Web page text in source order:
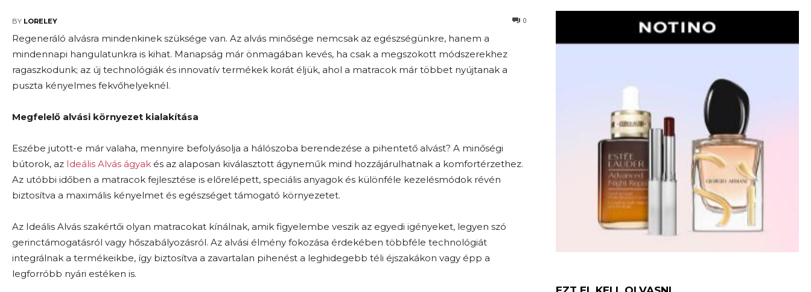
BY LORELEY 0
Regeneráló alvásra mindenkinek szüksége van. Az alvás minősége nemcsak az egészségünkre, hanem a
mindennapi hangulatunkra is kihat. Manapság már önmagában kevés, ha csak a megszokott módszerekhez
ragaszkodunk; az új technológiák és innovatív termékek korát éljük, ahol a matracok már többet nyújtanak a
puszta kényelmes fekvőhelyeknél.
Megfelelő alvási környezet kialakítása
Eszébe jutott-e már valaha, mennyire befolyásolja a hálószoba berendezése a pihentető alvást? A minőségi
bútorok, az Ideális Alvás ágyak és az alaposan kiválasztott ágyneműk mind hozzájárulhatnak a komfortérzethez.
Az utóbbi időben a matracok fejlesztése is előrelépett, speciális anyagok és különféle kezelésmódok révén
biztosítva a maximális kényelmet és egészséget támogató környezetet.
Az Ideális Alvás szakértői olyan matracokat kínálnak, amik figyelembe veszik az egyedi igényeket, legyen szó
gerinctámogatásról vagy hőszabályozásról. Az alvási élmény fokozása érdekében többféle technológiát
integrálnak a termékeikbe, így biztosítva a zavartalan pihenést a leghidegebb téli éjszakákon vagy épp a
legforróbb nyári estéken is.